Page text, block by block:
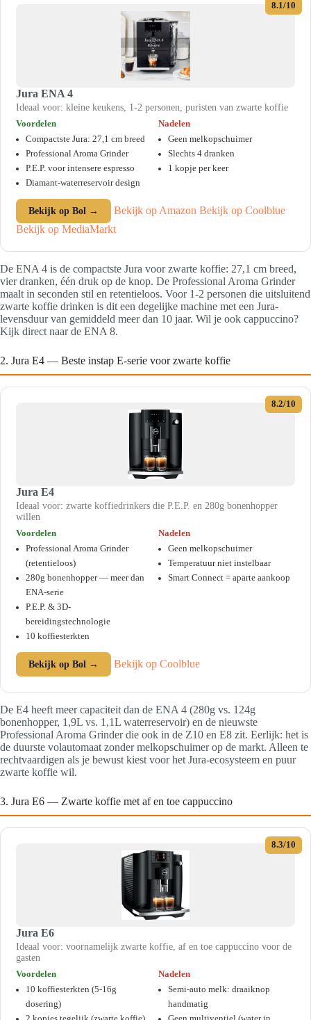
8.1/10
Jura ENA 4
Ideaal voor: kleine keukens, 1-2 personen, puristen van zwarte koffie
Voordelen
Compactste Jura: 27,1 cm breed
Professional Aroma Grinder
P.E.P. voor intensere espresso
Diamant-waterreservoir design
Nadelen
Geen melkopschuimer
Slechts 4 dranken
1 kopje per keer
Bekijk op Bol → Bekijk op Amazon Bekijk op Coolblue
Bekijk op MediaMarkt
De ENA 4 is de compactste Jura voor zwarte koffie: 27,1 cm breed,
vier dranken, één druk op de knop. De Professional Aroma Grinder
maalt in seconden stil en retentieloos. Voor 1-2 personen die uitsluitend
zwarte koffie drinken is dit een degelijke machine met een Jura-
levensduur van gemiddeld meer dan 10 jaar. Wil je ook cappuccino?
Kijk direct naar de ENA 8.
2. Jura E4 — Beste instap E-serie voor zwarte koffie
8.2/10
Jura E4
Ideaal voor: zwarte koffiedrinkers die P.E.P. en 280g bonenhopper
willen
Voordelen
Professional Aroma Grinder
(retentieloos)
280g bonenhopper — meer dan
ENA-serie
P.E.P. & 3D-
bereidingstechnologie
10 koffiesterkten
Nadelen
Geen melkopschuimer
Temperatuur niet instelbaar
Smart Connect = aparte aankoop
Bekijk op Bol → Bekijk op Coolblue
De E4 heeft meer capaciteit dan de ENA 4 (280g vs. 124g
bonenhopper, 1,9L vs. 1,1L waterreservoir) en de nieuwste
Professional Aroma Grinder die ook in de Z10 en E8 zit. Eerlijk: het is
de duurste volautomaat zonder melkopschuimer op de markt. Alleen te
rechtvaardigen als je bewust kiest voor het Jura-ecosysteem en puur
zwarte koffie wil.
3. Jura E6 — Zwarte koffie met af en toe cappuccino
8.3/10
Jura E6
Ideaal voor: voornamelijk zwarte koffie, af en toe cappuccino voor de
gasten
Voordelen
10 koffiesterkten (5-16g
dosering)
Nadelen
Semi-auto melk: draaiknop
handmatig